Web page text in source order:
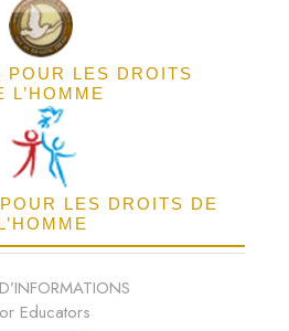
POUR LES DROITS
L’HOMME
LES DROITS DE
D’INFORMATIONS
Educators